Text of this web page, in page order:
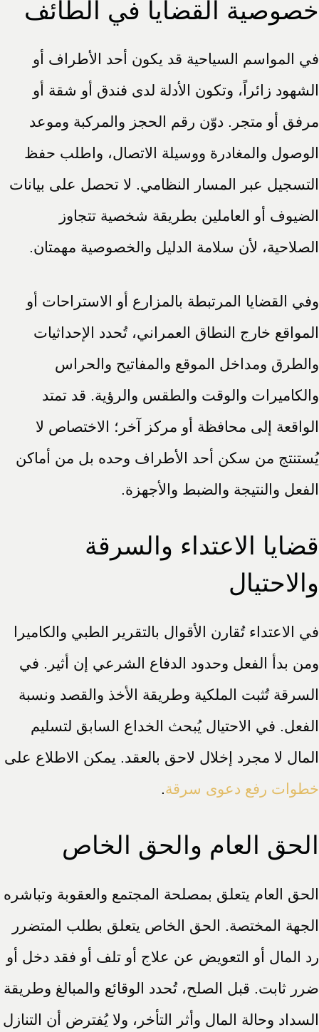
خصوصية القضايا في الطائف
في المواسم السياحية قد يكون أحد الأطراف أو
الشهود زائراً، وتكون الأدلة لدى فندق أو شقة أو
مرفق أو متجر. دوّن رقم الحجز والمركبة وموعد
الوصول والمغادرة ووسيلة الاتصال، واطلب حفظ
التسجيل عبر المسار النظامي. لا تحصل على بيانات
الضيوف أو العاملين بطريقة شخصية تتجاوز
الصلاحية، لأن سلامة الدليل والخصوصية مهمتان.
وفي القضايا المرتبطة بالمزارع أو الاستراحات أو
المواقع خارج النطاق العمراني، تُحدد الإحداثيات
والطرق ومداخل الموقع والمفاتيح والحراس
والكاميرات والوقت والطقس والرؤية. قد تمتد
الواقعة إلى محافظة أو مركز آخر؛ الاختصاص لا
يُستنتج من سكن أحد الأطراف وحده بل من أماكن
الفعل والنتيجة والضبط والأجهزة.
قضايا الاعتداء والسرقة
والاحتيال
في الاعتداء تُقارن الأقوال بالتقرير الطبي والكاميرا
ومن بدأ الفعل وحدود الدفاع الشرعي إن أثير. في
السرقة تُثبت الملكية وطريقة الأخذ والقصد ونسبة
الفعل. في الاحتيال يُبحث الخداع السابق لتسليم
المال لا مجرد إخلال لاحق بالعقد. يمكن الاطلاع على
خطوات رفع دعوى سرقة.
الحق العام والحق الخاص
الحق العام يتعلق بمصلحة المجتمع والعقوبة وتباشره
الجهة المختصة. الحق الخاص يتعلق بطلب المتضرر
رد المال أو التعويض عن علاج أو تلف أو فقد دخل أو
ضرر ثابت. قبل الصلح، تُحدد الوقائع والمبالغ وطريقة
السداد وحالة المال وأثر التأخر، ولا يُفترض أن التنازل